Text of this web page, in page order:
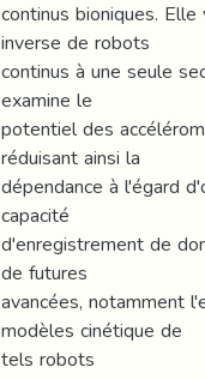
continus bioniques.
inverse de robots
continus à une seule
examine le
potentiel des
réduisant ainsi la
dépendance à l'égard
capacité
d'enregistrement de
de futures
avancées, notamment
modèles cinétique de
tels robots